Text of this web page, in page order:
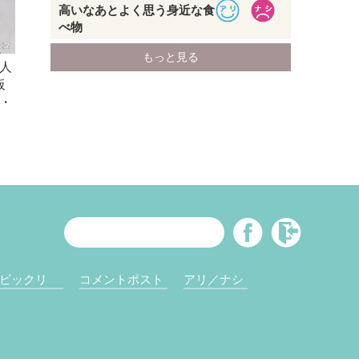
ビックリ コメントポスト アリ／ナシ